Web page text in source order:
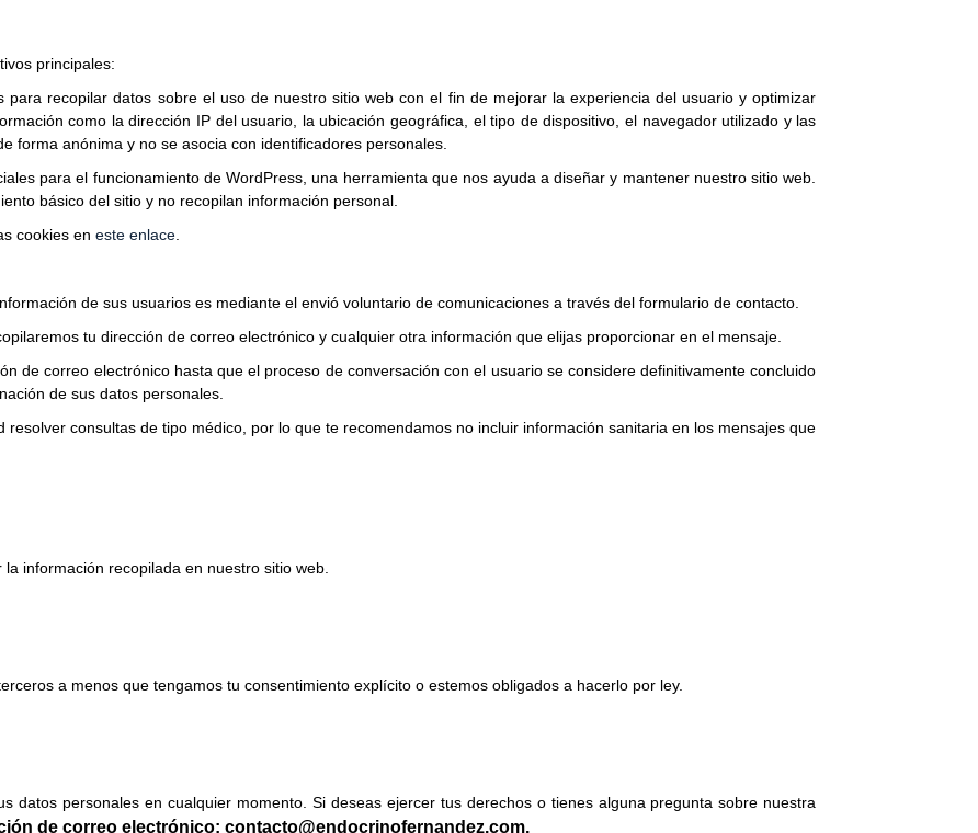
principales:
para recopilar datos sobre el uso de nuestro sitio web con el fin de mejorar la experiencia del usuario y optimizar
como la dirección IP del usuario, la ubicación geográfica, el tipo de dispositivo, el navegador utilizado y las
forma anónima y no se asocia con identificadores personales.
para el funcionamiento de WordPress, una herramienta que nos ayuda a diseñar y mantener nuestro sitio web.
básico del sitio y no recopilan información personal.
cookies en este enlace.
de sus usuarios es mediante el envió voluntario de comunicaciones a través del formulario de contacto.
tu dirección de correo electrónico y cualquier otra información que elijas proporcionar en el mensaje.
de correo electrónico hasta que el proceso de conversación con el usuario se considere definitivamente concluido
de sus datos personales.
consultas de tipo médico, por lo que te recomendamos no incluir información sanitaria en los mensajes que
información recopilada en nuestro sitio web.
a menos que tengamos tu consentimiento explícito o estemos obligados a hacerlo por ley.
datos personales en cualquier momento. Si deseas ejercer tus derechos o tienes alguna pregunta sobre nuestra
de correo electrónico: contacto@endocrinofernandez.com.